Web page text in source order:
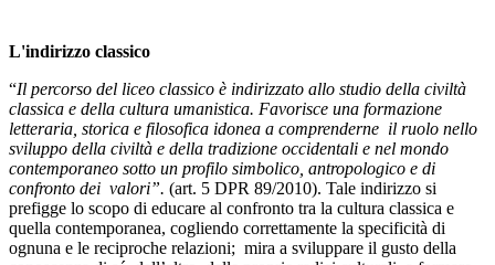
L'indirizzo classico
“Il percorso del liceo classico è indirizzato allo studio della civiltà
classica e della cultura umanistica. Favorisce una formazione
letteraria, storica e filosofica idonea a comprenderne il ruolo nello
sviluppo della civiltà e della tradizione occidentali e nel mondo
contemporaneo sotto un profilo simbolico, antropologico e di
confronto dei valori”. (art. 5 DPR 89/2010). Tale indirizzo si
prefigge lo scopo di educare al confronto tra la cultura classica e
quella contemporanea, cogliendo correttamente la specificità di
ognuna e le reciproche relazioni; mira a sviluppare il gusto della